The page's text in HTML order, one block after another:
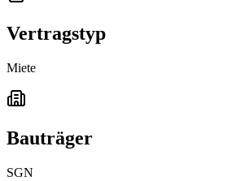
Vertragstyp
Miete
Bauträger
SGN